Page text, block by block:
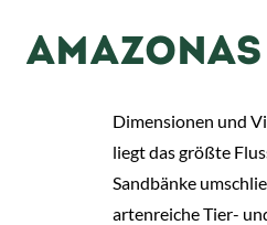
AMAZONAS
Dimensionen und
liegt das größte
Sandbänke
artenreiche Tier-